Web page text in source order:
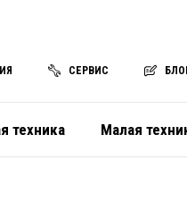
СЕРВИС
техника Малая